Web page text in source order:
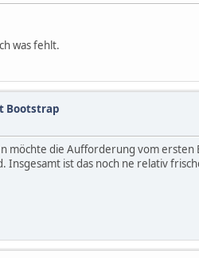
was fehlt.
Bootstrap
möchte die Aufforderung vom ersten
ist das noch ne relativ